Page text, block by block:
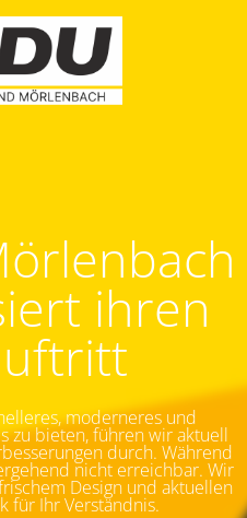
ihren
moderneres und
zu bieten, führen wir aktuell
durch. Während
nicht erreichbar. Wir
Design und aktuellen
für Ihr Verständnis.